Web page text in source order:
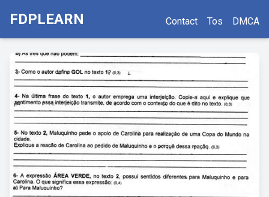
FDPLEARN Contact Tos DMCA